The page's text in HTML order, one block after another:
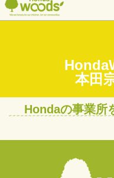
本田
Hondaの事業所